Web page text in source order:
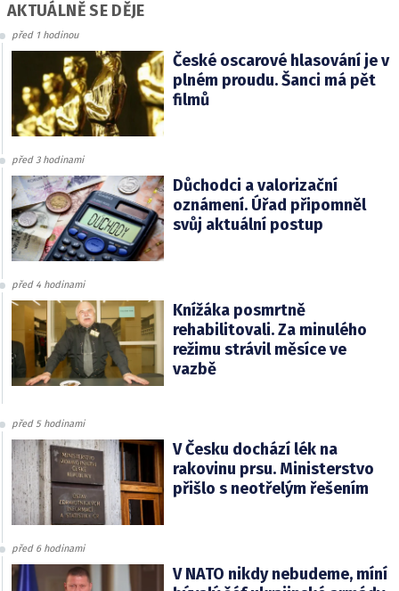
AKTUÁLNĚ SE DĚJE
před 1 hodinou
České oscarové hlasování je v
plném proudu. Šanci má pět
filmů
před 3 hodinami
Důchodci a valorizační
oznámení. Úřad připomněl
svůj aktuální postup
před 4 hodinami
Knížáka posmrtně
rehabilitovali. Za minulého
režimu strávil měsíce ve
vazbě
před 5 hodinami
V Česku dochází lék na
rakovinu prsu. Ministerstvo
přišlo s neotřelým řešením
před 6 hodinami
V NATO nikdy nebudeme, míní